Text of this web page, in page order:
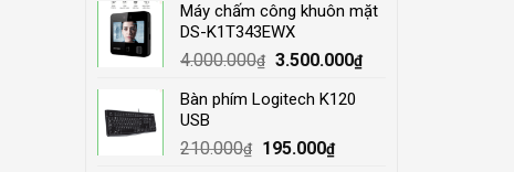
3.500.000₫.2.800.000₫.
Máy chấm công khuôn mặt
DS-K1T343EWX
4.000.000₫ Original
was:
3.500.000₫Current
Bàn phím Logitech K120
USB
210.000₫
Original
195.000₫Current